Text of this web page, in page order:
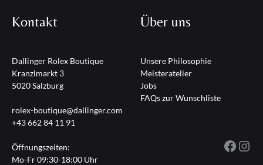
Kontakt
Dallinger Rolex Boutique
Kranzlmarkt 3
5020 Salzburg
rolex-boutique@dallinger.com
+43 662 84 11 91
Öffnungszeiten:
Mo-Fr 09:30-18:00 Uhr
Über uns
Unsere Philosophie
Meisteratelier
Jobs
FAQs zur Wunschliste